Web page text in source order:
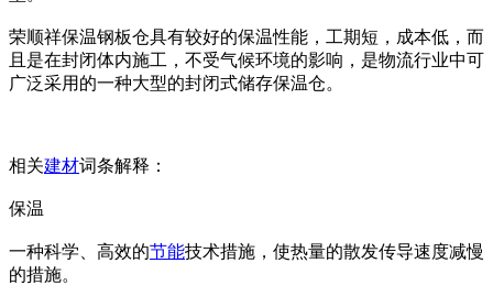
荣顺祥保温钢板仓具有较好的保温性能，工期短，成本低，而
且是在封闭体内施工，不受气候环境的影响，是物流行业中可
广泛采用的一种大型的封闭式储存保温仓。
相关建材词条解释：
保温
一种科学、高效的节能技术措施，使热量的散发传导速度减慢
的措施。